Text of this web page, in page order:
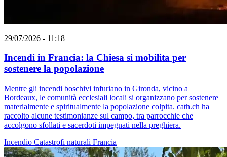
29/07/2026 - 11:18
Incendi in Francia: la Chiesa si mobilita per
sostenere la popolazione
Mentre gli incendi boschivi infuriano in Gironda, vicino a
Bordeaux, le comunità ecclesiali locali si organizzano per sostenere
materialmente e spiritualmente la popolazione colpita. cath.ch ha
raccolto alcune testimonianze sul campo, tra parrocchie che
accolgono sfollati e sacerdoti impegnati nella preghiera.
Incendio Catastrofi naturali Francia